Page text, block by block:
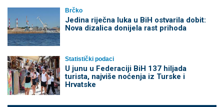
Brčko
Jedina riječna luka u BiH ostvarila dobit:
Nova dizalica donijela rast prihoda
Statistički podaci
U junu u Federaciji BiH 137 hiljada
turista, najviše noćenja iz Turske i
Hrvatske